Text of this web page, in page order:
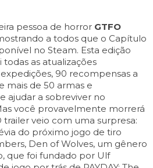
pessoa de horror GTFO
a todos que o Capítulo
no Steam. Esta edição
as atualizações
90 recompensas a
mais de 50 armas e
ajudar a sobreviver no
você provavelmente morrerá
trailer veio com uma surpresa:
do próximo jogo de tiro
Den of Wolves, um gênero
que foi fundado por Ulf